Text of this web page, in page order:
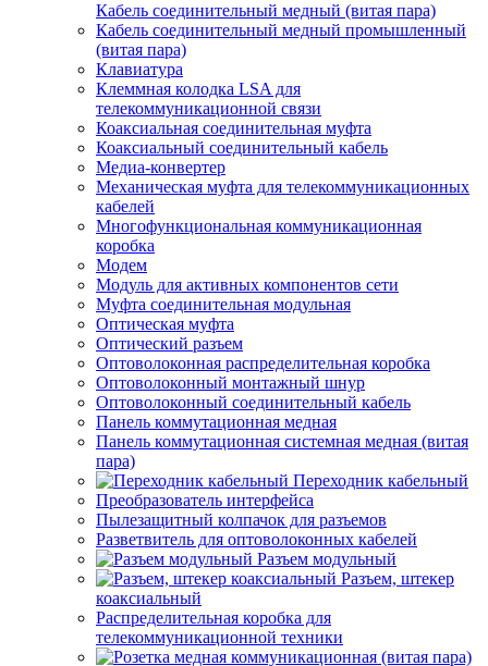
Кабель соединительный медный (витая пара)
Кабель соединительный медный промышленный
(витая пара)
Клавиатура
Клеммная колодка LSA для
телекоммуникационной связи
Коаксиальная соединительная муфта
Коаксиальный соединительный кабель
Медиа-конвертер
Механическая муфта для телекоммуникационных
кабелей
Многофункциональная коммуникационная
коробка
Модем
Модуль для активных компонентов сети
Муфта соединительная модульная
Оптическая муфта
Оптический разъем
Оптоволоконная распределительная коробка
Оптоволоконный монтажный шнур
Оптоволоконный соединительный кабель
Панель коммутационная медная
Панель коммутационная системная медная (витая
пара)
Переходник кабельный
Преобразователь интерфейса
Пылезащитный колпачок для разъемов
Разветвитель для оптоволоконных кабелей
Разъем модульный
Разъем, штекер
коаксиальный
Распределительная коробка для
телекоммуникационной техники